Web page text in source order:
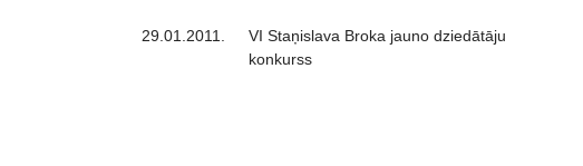
29.01.2011.
VI Staņislava Broka jauno dziedātāju
konkurss